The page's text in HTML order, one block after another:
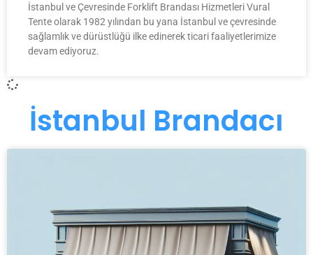
İstanbul ve Çevresinde Forklift Brandası Hizmetleri Vural
Tente olarak 1982 yılından bu yana İstanbul ve çevresinde
sağlamlık ve dürüstlüğü ilke edinerek ticari faaliyetlerimize
devam ediyoruz.
İstanbul Brandacı